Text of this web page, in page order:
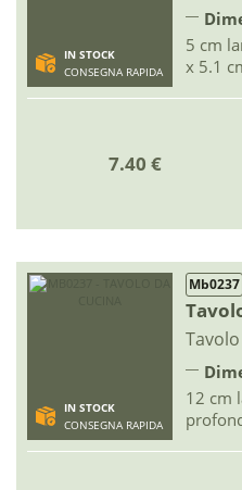
IN STOCK
CONSEGNA RAPIDA
5 cm
x 5.1
7.40 €
IN STOCK
CONSEGNA RAPIDA
Mb0237
12 cm